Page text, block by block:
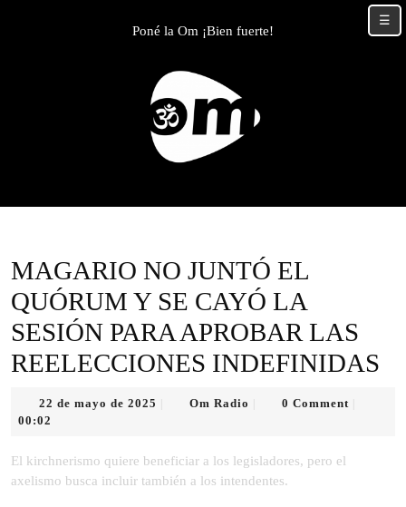
Poné la Om ¡Bien fuerte!
MAGARIO NO JUNTÓ EL
QUÓRUM Y SE CAYÓ LA
SESIÓN PARA APROBAR LAS
REELECCIONES INDEFINIDAS
22 de mayo de 2025 Om Radio 0 Comment
00:02
El kirchnerismo quiere beneficiar a los legisladores, pero el
axelismo busca incluir también a los intendentes.
☰